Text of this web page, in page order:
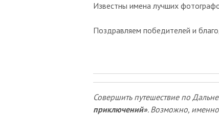
Известны имена лучших
Поздравляем победителей и
Совершить путешествие по
приключений». Возможно,